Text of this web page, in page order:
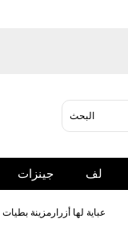
جينزات لف
عباية لها أزرارمزينة